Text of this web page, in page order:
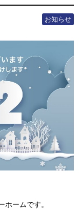
お知らせ
ームです。